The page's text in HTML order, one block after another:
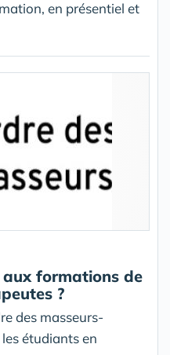
en présentiel et
formations de
?
des masseurs-
étudiants en